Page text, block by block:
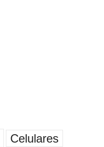
Celulares